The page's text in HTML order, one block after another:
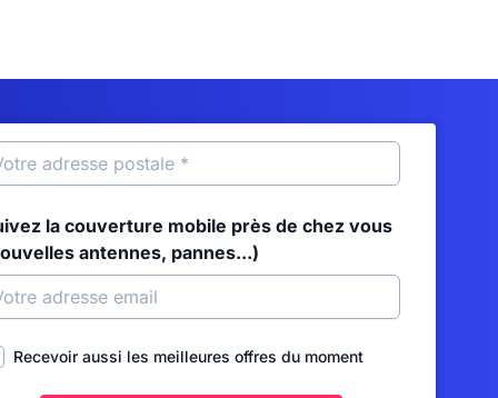
la couverture mobile près de chez vous
antennes, pannes...)
Recevoir aussi les meilleures offres du moment